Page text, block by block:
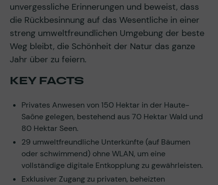
unvergessliche Erinnerungen und beweist, dass
die Rückbesinnung auf das Wesentliche in einer
streng umweltfreundlichen Umgebung der beste
Weg bleibt, die Schönheit der Natur das ganze
Jahr über zu feiern.
KEY FACTS
Privates Anwesen von 150 Hektar in der Haute-
Saône gelegen, bestehend aus 70 Hektar Wald und
80 Hektar Seen.
29 umweltfreundliche Unterkünfte (auf Bäumen
oder schwimmend) ohne WLAN, um eine
vollständige digitale Entkopplung zu gewährleisten.
Exklusiver Zugang zu privaten, beheizten